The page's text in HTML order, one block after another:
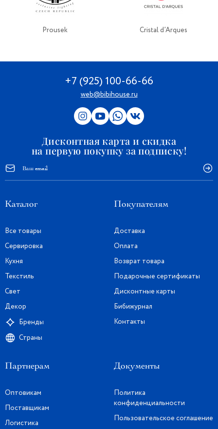
Prousek Cristal d’Arques
+7 (925) 100-66-66
web@bibihouse.ru
Дисконтная карта и скидка
на первую покупку за подписку!
Каталог
Все товары
Сервировка
Кухня
Текстиль
Свет
Декор
Бренды
Страны
Покупателям
Доставка
Оплата
Возврат товара
Подарочные сертификаты
Дисконтные карты
Бибижурнал
Контакты
Партнерам
Оптовикам
Поставщикам
Логистика
Документы
Политика
конфиденциальности
Пользовательское соглашение